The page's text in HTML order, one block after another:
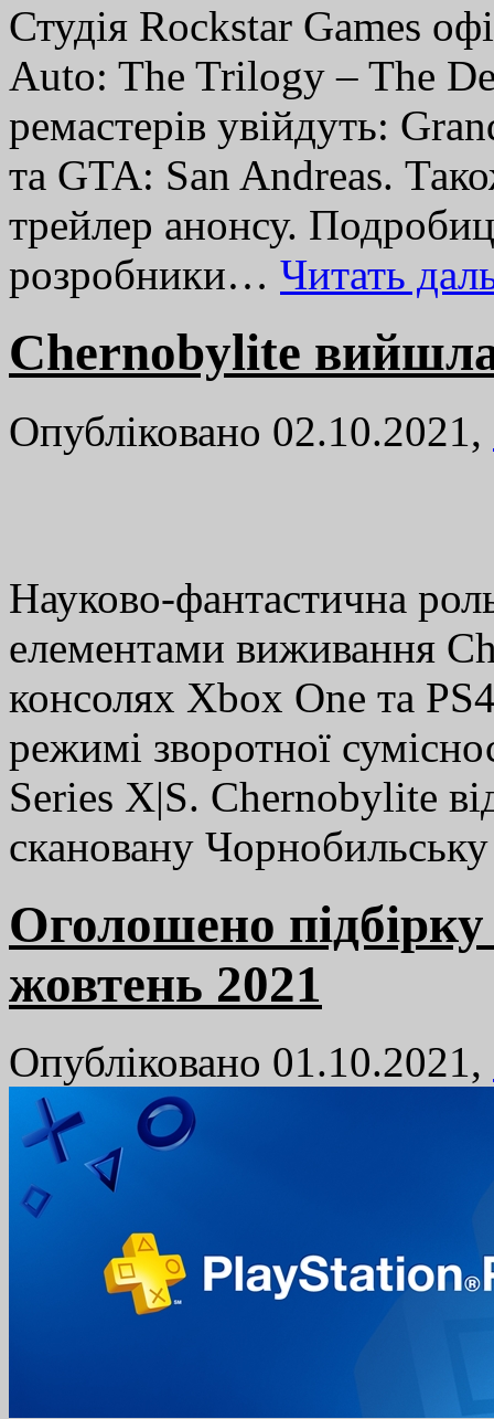
Студія Rockstar Games
Auto: The Trilogy – The
ремастерів увійдуть:
та GTA: San Andreas.
трейлер анонсу.
розробники… Читать
Chernobylite
Опубліковано 02.10.2021,
Науково-фантастична
елементами виживання
консолях Xbox One та
режимі зворотної
Series X|S. Chernobylite
скановану
Оголошено
жовтень 2021
Опубліковано 01.10.2021,